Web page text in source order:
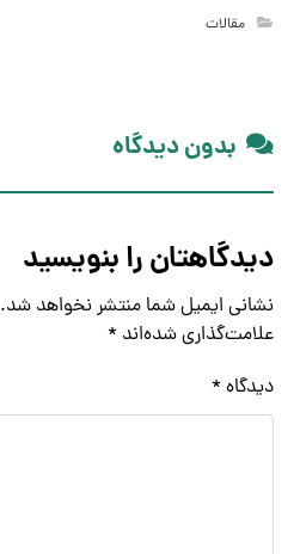
مقالات
بدون دیدگاه
دیدگاهتان را بنویسید
نشانی ایمیل شما منتشر نخواهد شد.
علامت‌گذاری شده‌اند *
دیدگاه *